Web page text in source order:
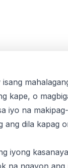
kape, o
iyo na
dila kapag
iyong
na ngayon